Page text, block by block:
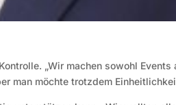
„Wir machen sowohl
man möchte trotzdem